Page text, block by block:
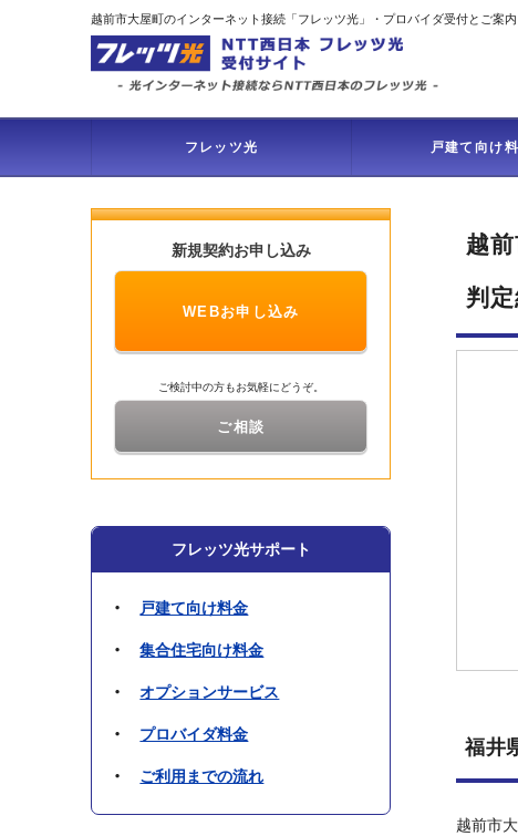
越前市大屋町のインターネット接続「フレッツ光」・プロバイダ受付とご案内
フレッツ光 戸建て向け
越
判
福井
越前市
新規契約お申し込み
WEBお申し込み
ご検討中の方もお気軽にどうぞ。
ご相談
フレッツ光サポート
戸建て向け料金
集合住宅向け料金
オプションサービス
プロバイダ料金
ご利用までの流れ